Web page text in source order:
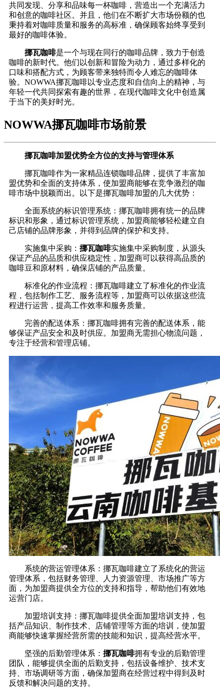
共同发现、分享和品味每一杯咖啡，营造出一个充满活力
和创意的咖啡社区。并且，他们在不断扩大市场份额的也
秉持着对咖啡质量和服务的高标准，确保顾客始终享受到
最好的咖啡体验。
挪瓦咖啡是一个与现在同行的咖啡品牌，致力于创造
咖啡的新时代。他们以创新和冒险为动力，通过多样化的
口味和搭配方式，为顾客带来独特而令人难忘的咖啡体
验。NOWWA挪瓦咖啡以专业态度和自信向上的精神，与
年轻一代共同探索有趣的世界，在现代咖啡文化中创造属
于当下的美好时光。
NOWWA挪瓦咖啡市场前景
挪瓦咖啡加盟优势全方位的支持与管理体系
挪瓦咖啡作为一家精品连锁咖啡品牌，提供了丰富加
盟优势和全面的支持体系，使加盟商能够在竞争激烈的咖
啡市场中脱颖而出。以下是挪瓦咖啡加盟的几大优势：
全面系统的标识管理系统：挪瓦咖啡拥有统一的品牌
标识和形象，通过标识管理系统，加盟商能够轻松建立自
己店铺的品牌形象，并得到品牌的保护和支持。
实施集中采购： 挪瓦咖啡实施集中采购制度，从源头
保证产品的品质和供应稳定性，加盟商可以获得高品质的
咖啡豆和原材料，确保店铺的产品质量。
标准化的作业流程：挪瓦咖啡建立了标准化的作业流
程，包括制作工艺、服务流程等，加盟商可以依据这些流
程进行运营，提高工作效率和服务质量。
完善的配送体系：挪瓦咖啡拥有完善的配送体系，能
够保证产品安全和及时供应。加盟商无需担心物流问题，
专注于经营和管理店铺。
系统的营运管理体系：挪瓦咖啡建立了系统化的营运
管理体系，包括财务管理、人力资源管理、市场推广等方
面，为加盟商提供全方位的支持和指导，帮助他们有效地
运营门店。
加盟培训支持：挪瓦咖啡提供全面加盟培训支持，包
括产品知识、制作技术、店铺管理等方面的培训，使加盟
商能够快速掌握经营所需的技能和知识，提高经营水平。
坚强的后勤管理体系： 挪瓦咖啡拥有专业的后勤管理
团队，能够提供全面的后勤支持，包括设备维护、技术支
持、市场调研等方面，确保加盟商在经营过程中得到及时
反馈和解决问题的支持。